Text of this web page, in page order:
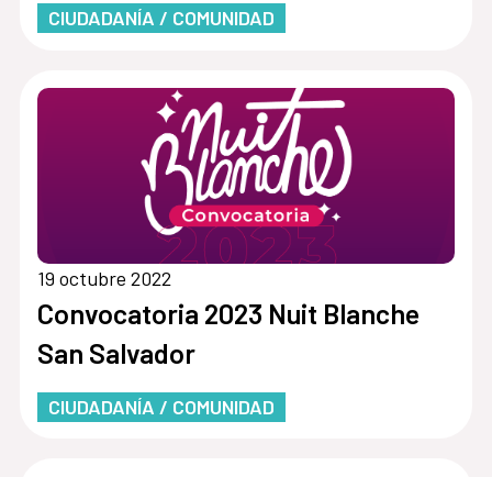
CIUDADANÍA / COMUNIDAD
19 octubre 2022
Convocatoria 2023 Nuit Blanche
San Salvador
CIUDADANÍA / COMUNIDAD